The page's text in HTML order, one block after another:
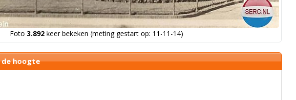
Foto 3.892keer bekeken (meting gestart op: 11-11-14)
de hoogte